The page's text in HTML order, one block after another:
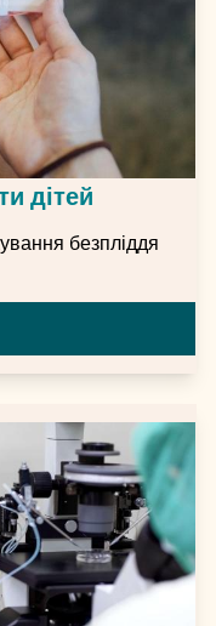
дітей
безпліддя